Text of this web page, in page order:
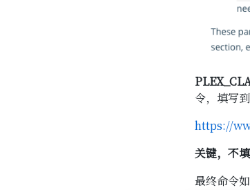
令，填写
https://
关键，不
最终命令